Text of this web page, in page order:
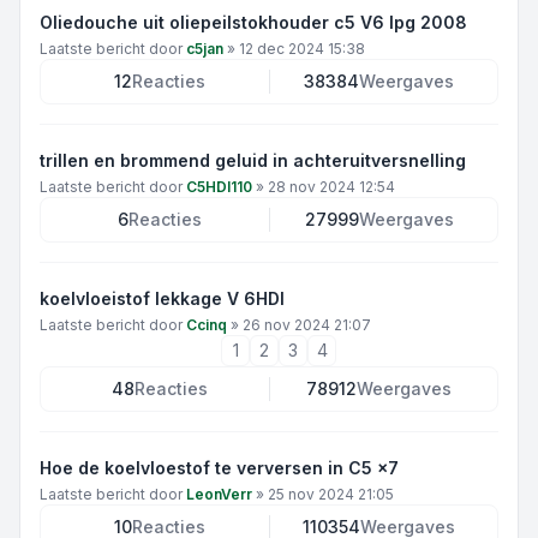
Oliedouche uit oliepeilstokhouder c5 V6 lpg 2008
Laatste bericht door c5jan » 12 dec 2024 15:38
12Reacties 38384Weergaves
trillen en brommend geluid in achteruitversnelling
Laatste bericht door C5HDI110 » 28 nov 2024 12:54
6Reacties 27999Weergaves
koelvloeistof lekkage V 6HDI
Laatste bericht door Ccinq » 26 nov 2024 21:07
1 2 3
4
48Reacties 78912Weergaves
Hoe de koelvloestof te verversen in C5 x7
Laatste bericht door LeonVerr » 25 nov 2024 21:05
10Reacties 110354Weergaves